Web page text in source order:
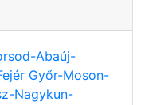
Abaúj-
Győr-Moson-
Nagykun-